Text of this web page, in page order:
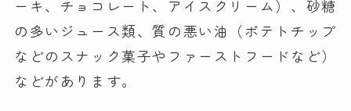
ーキ、チョコレート、アイスクリーム）、砂糖
の多いジュース類、質の悪い油（ポテトチップ
などのスナック菓子やファーストフードなど）
などがあります。